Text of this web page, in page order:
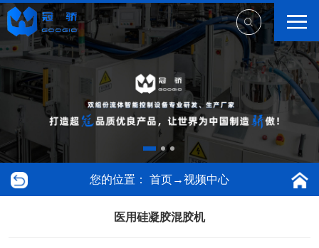
您的位置： 首页→视频中心
医用硅凝胶混胶机